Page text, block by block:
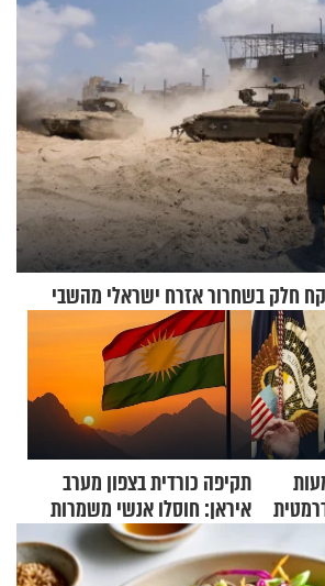
חלק בשחרור אזרח ישראלי מהשבי
תקיפה כורדית בצפון מערב
איראן: חוסלו אנשי משמרות
המהפכה